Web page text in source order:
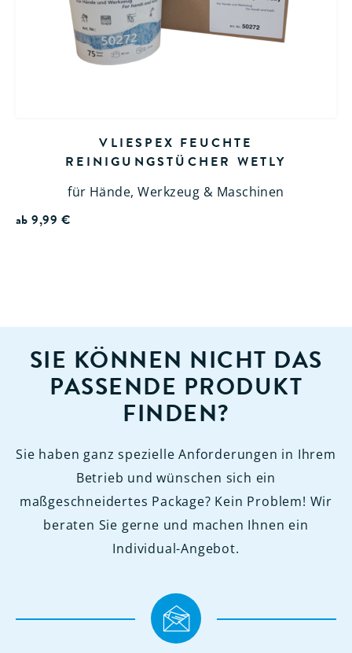
VLIESPEX FEUCHTE
REINIGUNGSTÜCHER WETLY
für Hände, Werkzeug & Maschinen
ab9,99 €
SIE KÖNNEN NICHT DAS
PASSENDE PRODUKT
FINDEN?
Sie haben ganz spezielle Anforderungen in Ihrem
Betrieb und wünschen sich ein
maßgeschneidertes Package? Kein Problem! Wir
beraten Sie gerne und machen Ihnen ein
Individual-Angebot.